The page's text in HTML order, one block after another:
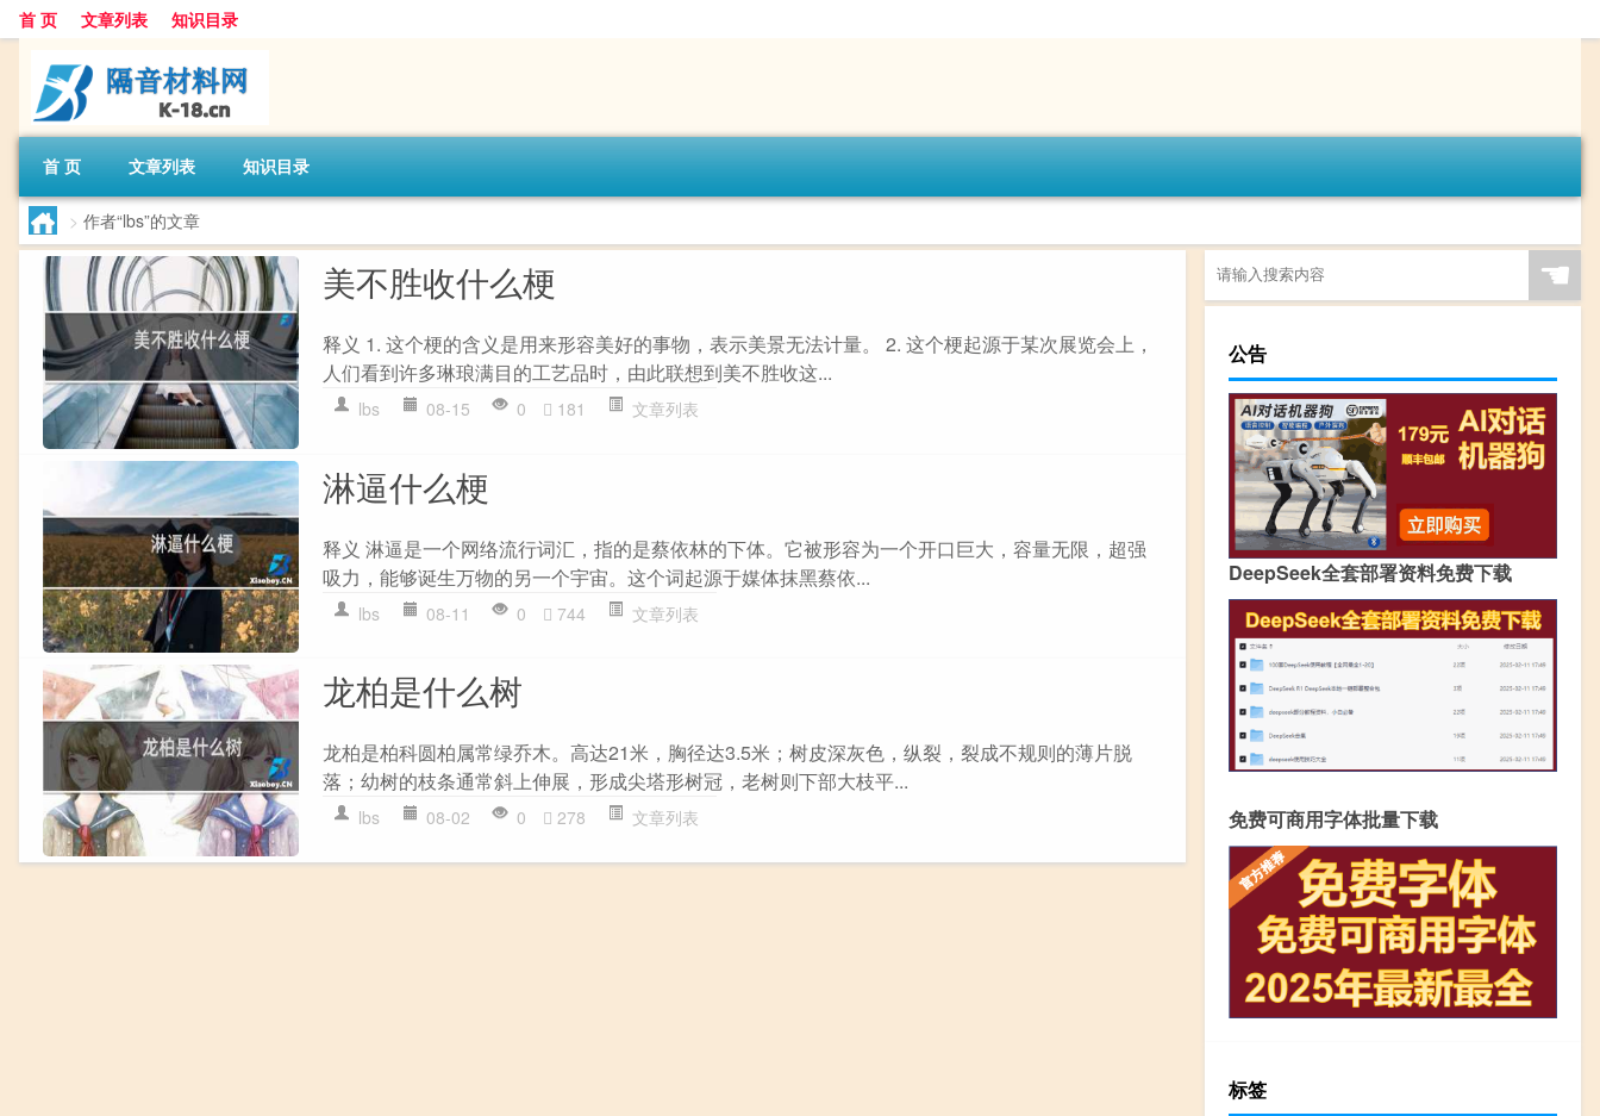
首 页 文章列表 知识目录
首 页 文章列表 知识目录
> 作者“lbs”的文章
美不胜收什么梗
释义 1. 这个梗的含义是用来形容美好的事物，表示美景无法计量。 2. 这个梗起源于某次展览会上，
人们看到许多琳琅满目的工艺品时，由此联想到美不胜收这...
lbs 08-15 0 181 文章列表
淋逼什么梗
释义 淋逼是一个网络流行词汇，指的是蔡依林的下体。它被形容为一个开口巨大，容量无限，超强
吸力，能够诞生万物的另一个宇宙。这个词起源于媒体抹黑蔡依...
lbs 08-11 0 744 文章列表
龙柏是什么树
龙柏是柏科圆柏属常绿乔木。高达21米，胸径达3.5米；树皮深灰色，纵裂，裂成不规则的薄片脱
落；幼树的枝条通常斜上伸展，形成尖塔形树冠，老树则下部大枝平...
lbs 08-02 0 278 文章列表
☚
公告
DeepSeek全套部署资料免费下载
免费可商用字体批量下载
标签